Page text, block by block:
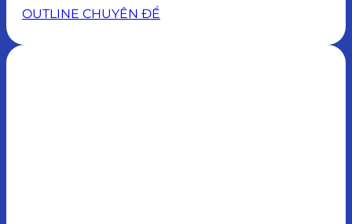
OUTLINE CHUYÊN ĐỀ